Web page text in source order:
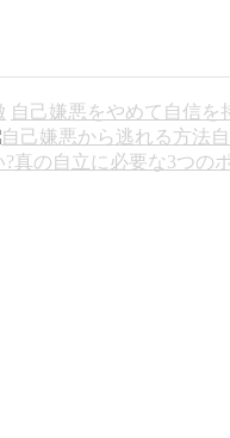
自己嫌悪をやめて自信を
真の自立に必要な3つの